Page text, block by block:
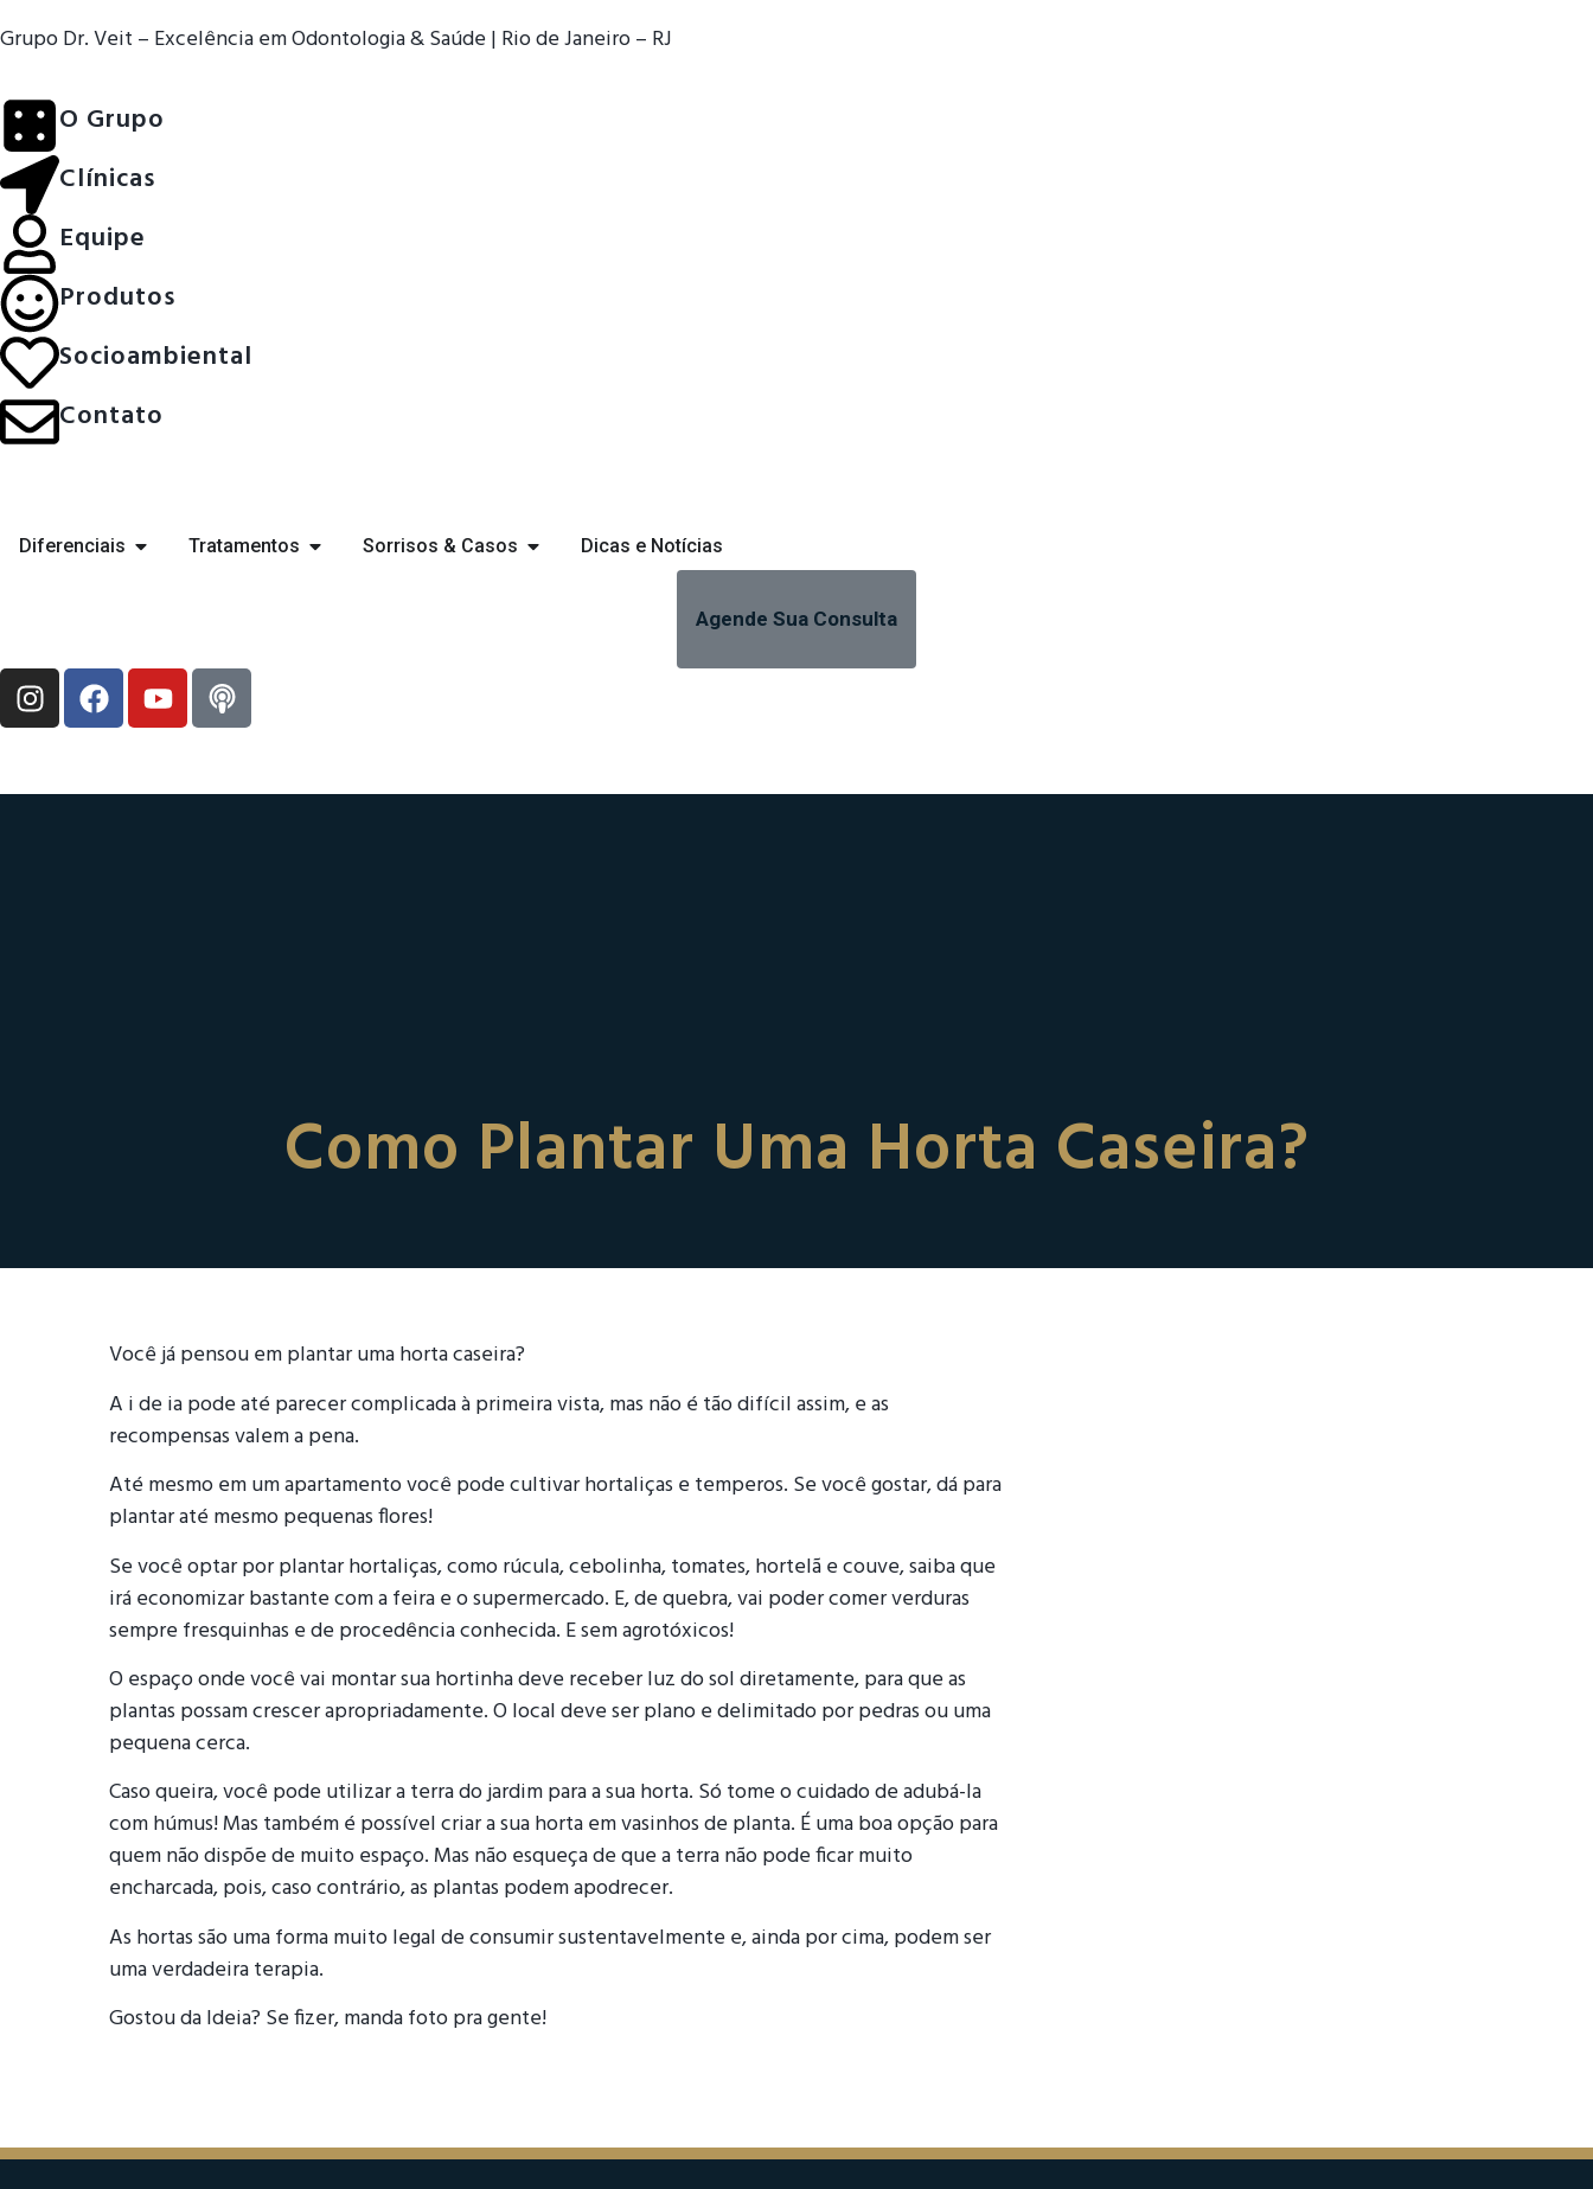
Grupo Dr. Veit – Excelência em Odontologia & Saúde | Rio de Janeiro – RJ
O Grupo
Clínicas
Equipe
Produtos
Socioambiental
Contato
Diferenciais Tratamentos Sorrisos & Casos Dicas e Notícias
Agende Sua Consulta
Como Plantar Uma Horta Caseira?
Você já pensou em plantar uma horta caseira?
A i de ia pode até parecer complicada à primeira vista, mas não é tão difícil assim, e as
recompensas valem a pena.
Até mesmo em um apartamento você pode cultivar hortaliças e temperos. Se você gostar, dá para
plantar até mesmo pequenas flores!
Se você optar por plantar hortaliças, como rúcula, cebolinha, tomates, hortelã e couve, saiba que
irá economizar bastante com a feira e o supermercado. E, de quebra, vai poder comer verduras
sempre fresquinhas e de procedência conhecida. E sem agrotóxicos!
O espaço onde você vai montar sua hortinha deve receber luz do sol diretamente, para que as
plantas possam crescer apropriadamente. O local deve ser plano e delimitado por pedras ou uma
pequena cerca.
Caso queira, você pode utilizar a terra do jardim para a sua horta. Só tome o cuidado de adubá-la
com húmus! Mas também é possível criar a sua horta em vasinhos de planta. É uma boa opção para
quem não dispõe de muito espaço. Mas não esqueça de que a terra não pode ficar muito
encharcada, pois, caso contrário, as plantas podem apodrecer.
As hortas são uma forma muito legal de consumir sustentavelmente e, ainda por cima, podem ser
uma verdadeira terapia.
Gostou da Ideia? Se fizer, manda foto pra gente!